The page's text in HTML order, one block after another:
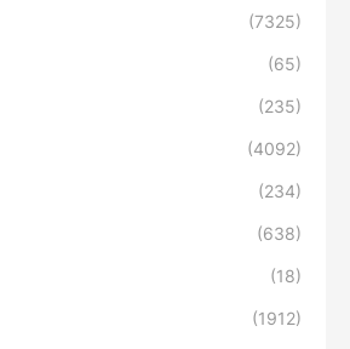
(7325)
(65)
(235)
(4092)
(234)
(638)
(18)
(1912)